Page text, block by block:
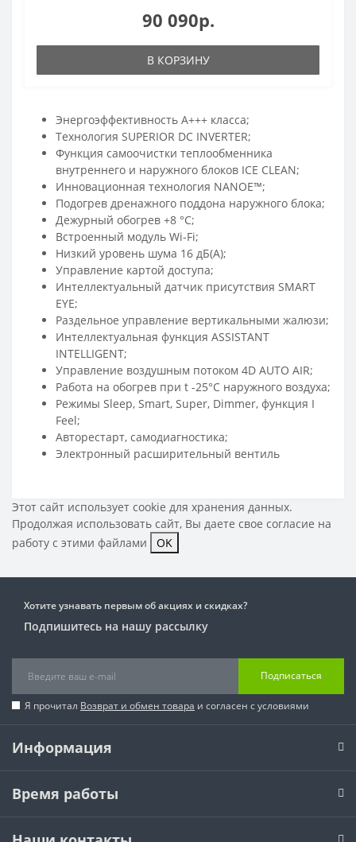
90 090р.
В КОРЗИНУ
Энергоэффективность А+++ класса;
Технология SUPERIOR DC INVERTER;
Функция самоочистки теплообменника
внутреннего и наружного блоков ICE CLEAN;
Инновационная технология NANOE™;
Подогрев дренажного поддона наружного блока;
Дежурный обогрев +8 °С;
Встроенный модуль Wi-Fi;
Низкий уровень шума 16 дБ(А);
Управление картой доступа;
Интеллектуальный датчик присутствия SMART
EYE;
Раздельное управление вертикальными жалюзи;
Интеллектуальная функция ASSISTANT
INTELLIGENT;
Управление воздушным потоком 4D AUTO AIR;
Работа на обогрев при t -25°С наружного воздуха;
Режимы Sleep, Smart, Super, Dimmer, функция I
Feel;
Авторестарт, самодиагностика;
Электронный расширительный вентиль
Этот сайт использует cookie для хранения данных.
Продолжая использовать сайт, Вы даете свое согласие на
работу с этими файлами
OK
Хотите узнавать первым об акциях и скидках?
Подпишитесь на нашу рассылку
Подписаться
Я прочитал Возврат и обмен товара и согласен с условиями
Информация
Время работы